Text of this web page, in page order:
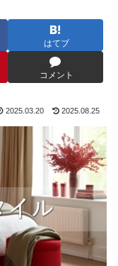
はてブ
コメント
2025.03.20 2025.08.25